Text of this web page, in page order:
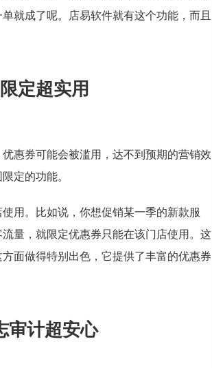
就成了呢。店易软件就有这个功能，而且
定超实用
惠券可能会被滥用，达不到预期的营销效
定的功能。
用。比如说，你想促销某一季的新款服
量，就限定优惠券只能在该门店使用。这
面做得特别出色，它提供了丰富的优惠券
审计超安心